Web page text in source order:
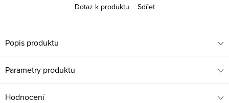
Dotaz k produktu
Sdílet
Popis produktu
Parametry produktu
Hodnocení